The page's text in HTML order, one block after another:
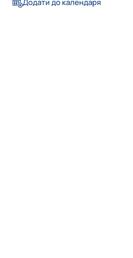
Додати до календаря